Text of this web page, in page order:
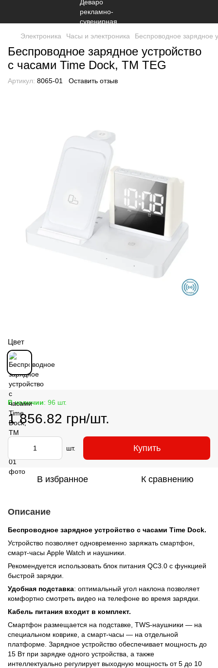
Электроника Часы и электроника Беспроводное зарядное
Беспроводное зарядное устройство
с часами Time Dock, TM TEG
Артикул: 8065-01 Оставить отзыв
Цвет
В наличии: 96 шт.
1 856.82 грн/шт.
шт. Купить
В избранное К сравнению
Описание
Беспроводное зарядное устройство с часами Time Dock.
Устройство позволяет одновременно заряжать смартфон,
смарт-часы Apple Watch и наушники.
Рекомендуется использовать блок питания QC3.0 с функцией
быстрой зарядки.
Удобная подставка: оптимальный угол наклона позволяет
комфортно смотреть видео на телефоне во время зарядки.
Кабель питания входит в комплект.
Смартфон размещается на подставке, TWS-наушники — на
специальном коврике, а смарт-часы — на отдельной
платформе. Зарядное устройство обеспечивает мощность до
15 Вт при зарядке одного устройства, а также
интеллектуально регулирует выходную мощность от 5 до 10